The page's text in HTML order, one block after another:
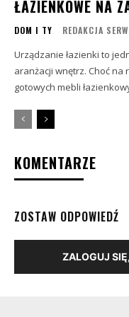
ŁAZIENKOWE NA
DOM I TY REDAKCJA
Urządzanie łazienki to
aranżacji wnętrz. Choć
gotowych mebli
KOMENTARZE
ZOSTAW ODPOWIEDŹ
ZALOGUJ